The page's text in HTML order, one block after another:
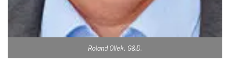
Roland Ollek, G&D.